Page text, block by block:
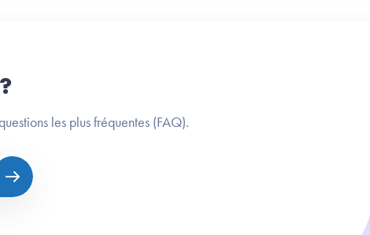
les plus fréquentes (FAQ).